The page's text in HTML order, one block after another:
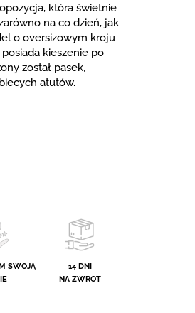
która świetnie
na co dzień, jak
o oversizowym kroju
kieszenie po
został pasek,
atutów.
SWOJĄ
14 DNI
NA ZWROT